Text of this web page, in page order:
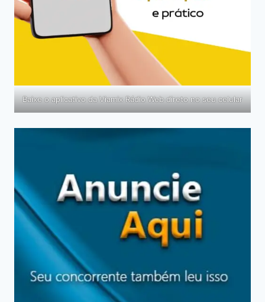
Baixe o aplicativo da Viamix Rádio Web direto no seu celular